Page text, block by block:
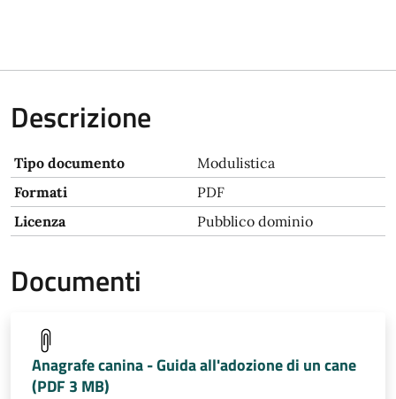
Descrizione
Tipo documento
Modulistica
Formati
PDF
Licenza
Pubblico dominio
Documenti
Anagrafe canina - Guida all'adozione di un cane
(PDF 3 MB)